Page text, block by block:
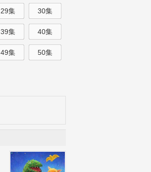
29集 30集
39集 40集
49集 50集